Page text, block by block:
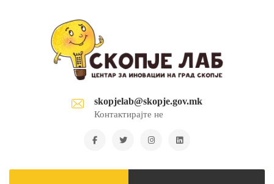
skopjelab@skopje.gov.mk
Контактирајте не